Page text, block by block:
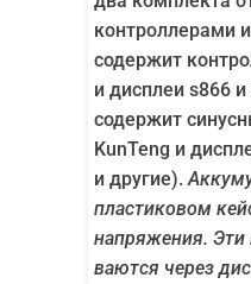
кон­трол­ле­ра­ми
содер­жит
и дис­плеи s866
содер­жит
KunTeng и
и дру­гие).
пла­сти­ко­вом
напря­же­ния.
ва­ют­ся через